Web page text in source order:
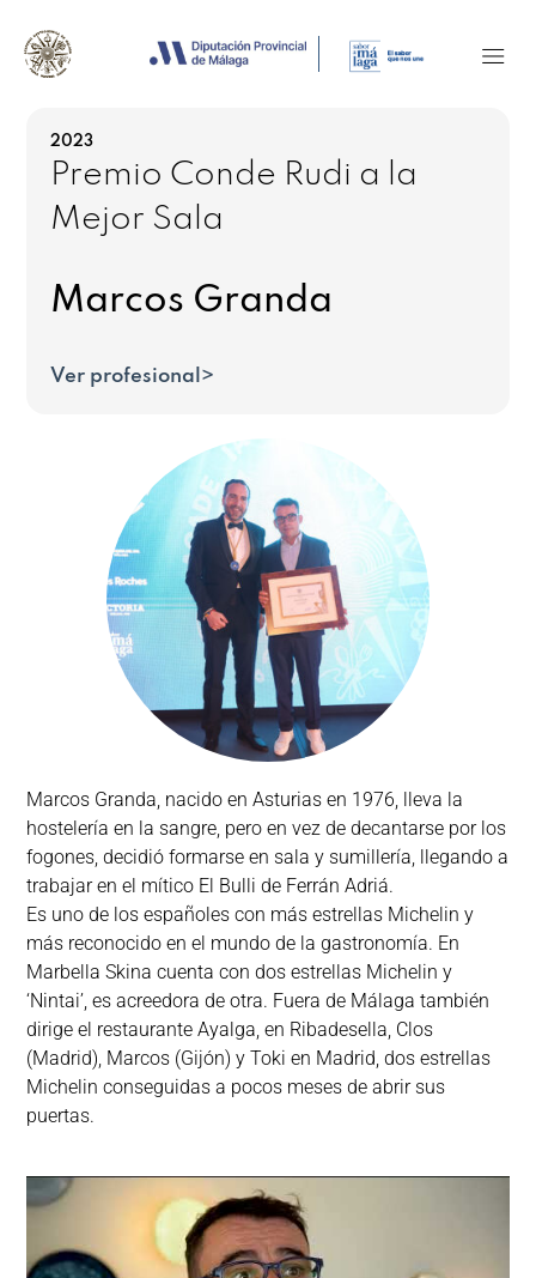
2023
Premio Conde Rudi a la
Mejor Sala
Marcos Granda
Ver profesional>
Marcos Granda, nacido en Asturias en 1976, lleva la
hostelería en la sangre, pero en vez de decantarse por los
fogones, decidió formarse en sala y sumillería, llegando a
trabajar en el mítico El Bulli de Ferrán Adriá.
Es uno de los españoles con más estrellas Michelin y
más reconocido en el mundo de la gastronomía. En
Marbella Skina cuenta con dos estrellas Michelin y
‘Nintai’, es acreedora de otra. Fuera de Málaga también
dirige el restaurante Ayalga, en Ribadesella, Clos
(Madrid), Marcos (Gijón) y Toki en Madrid, dos estrellas
Michelin conseguidas a pocos meses de abrir sus
puertas.